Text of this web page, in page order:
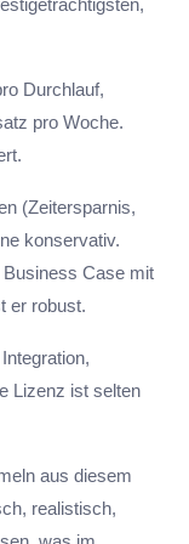
Durchlauf,
pro Woche.
(Zeitersparnis,
konservativ.
Business Case mit
er robust.
Lizenz ist selten
aus diesem
realistisch,